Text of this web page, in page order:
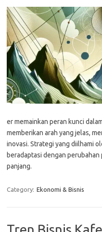
er memainkan peran kunci
memberikan arah yang jelas,
inovasi. Strategi yang diilhami
beradaptasi dengan perubahan
panjang.
Category: Ekonomi & Bisnis